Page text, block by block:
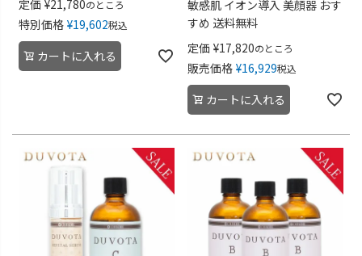
定価 ¥21,780のところ
特別価格 ¥19,602税込
カートに入れる
敏感肌 イオン導入 美顔器 おす
すめ 送料無料
定価 ¥17,820のところ
販売価格 ¥16,929税込
カートに入れる